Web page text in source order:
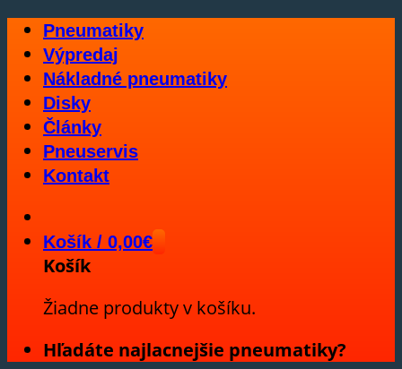
Skip
content
Pneumatiky
Výpredaj
Nákladné pneumatiky
Disky
Články
Pneuservis
Kontakt
Košík / 0,00€
Košík
Žiadne produkty v košíku.
Hľadáte najlacnejšie pneumatiky?